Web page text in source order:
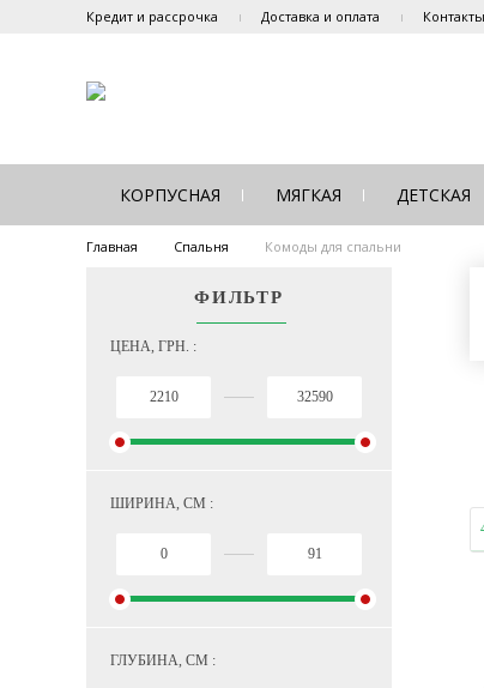
Кредит и рассрочка Доставка и оплата Контакты
КОРПУСНАЯ МЯГКАЯ ДЕТСКАЯ
Главная Спальня Комоды для спальни
ФИЛЬТР
ЦЕНА, ГРН. :
ШИРИНА, СМ :
ГЛУБИНА, СМ :